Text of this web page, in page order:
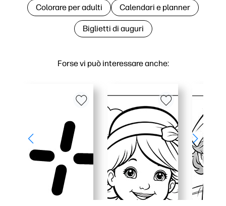
Forse vi può interessare anche:
Colorare per adulti Calendari e planner
Biglietti di auguri